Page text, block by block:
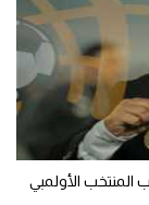
الأولمبي